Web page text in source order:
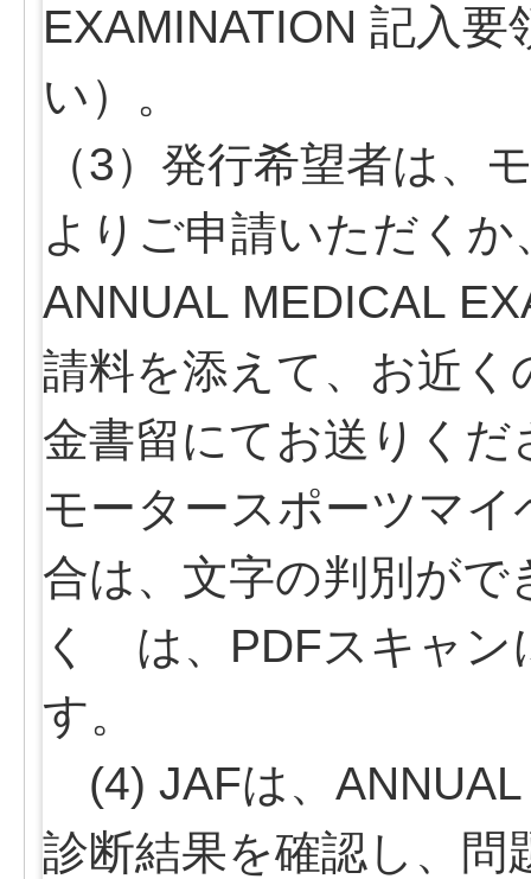
EXAMINATION 記入
い）。
（3）発行希望者は、
よりご申請いただく
ANNUAL MEDICAL
請料を添えて、お近
金書留にてお送りくだ
モータースポーツマ
合は、文字の判別が
く は、PDFスキャン
す。
(4) JAFは、ANNUAL
診断結果を確認し、問